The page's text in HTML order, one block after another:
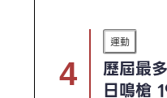
運動
歷屆最
日鳴槍